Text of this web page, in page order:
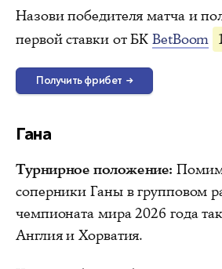
Назови победителя матча и
первой ставки от БК BetBoom
Получить фрибет →
Гана
Турнирное положение:
соперники Ганы в групповом
чемпионата мира 2026 года
Англия и Хорватия.